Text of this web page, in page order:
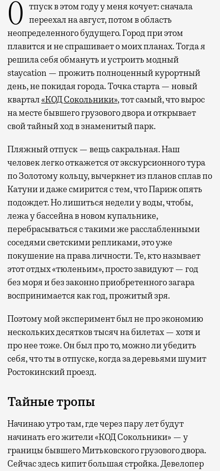
Отпуск в этом году у меня кочует: сначала переехал на август, потом в область
неопределенного будущего. Город при этом
плавится и не спрашивает о моих планах. Тогда я
решила себя обмануть и устроить модный
staycation — прожить полноценный курортный
день, не покидая города. Точка старта — новый
квартал«КОД Сокольники», тот самый, что вырос
на месте бывшего грузового двора и открывает
свой тайный ход в знаменитый парк.
Пляжный отпуск — вещь сакральная. Наш
человек легко откажется от экскурсионного тура
по Золотому кольцу, вычеркнет из планов сплав по
Катуни и даже смирится с тем, что Париж опять
подождет. Но лишиться недели у воды, чтобы,
лежа у бассейна в новом купальнике,
перебрасываться с такими же расслабленными
соседями светскими репликами, это уже
покушение на права личности. Те, кто называет
этот отдых «тюленьим», просто завидуют — год
без моря и без законно приобретенного загара
воспринимается как год, прожитый зря.
Поэтому мой эксперимент был не про экономию
нескольких десятков тысяч на билетах — хотя и
про нее тоже. Он был про то, можно ли убедить
себя, что ты в отпуске, когда за деревьями шумит
Ростокинский проезд.
Тайные тропы
Начинаю утро там, где через пару лет будут
начинать его жители «КОД Сокольники» — у
границы бывшего Митьковского грузового двора.
Сейчас здесь кипит большая стройка. Девелопер